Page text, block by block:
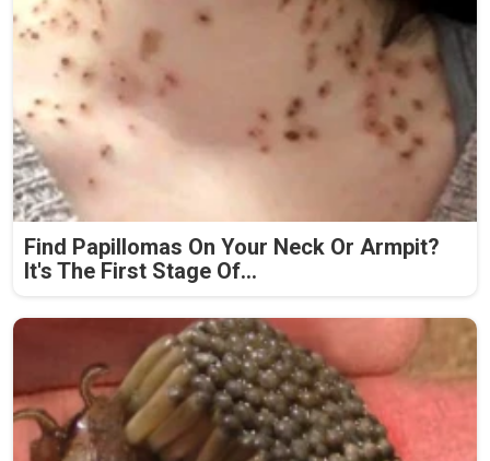
Find Papillomas On Your Neck Or Armpit?
It's The First Stage Of...